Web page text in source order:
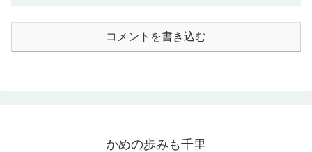
コメントを書き込む
かめの歩みも千里